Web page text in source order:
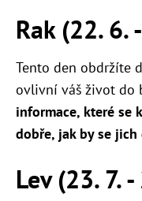
Rak (22. 6.
Tento den obdržíte
ovlivní váš život do
informace, které se
dobře, jak by se
Lev (23. 7.